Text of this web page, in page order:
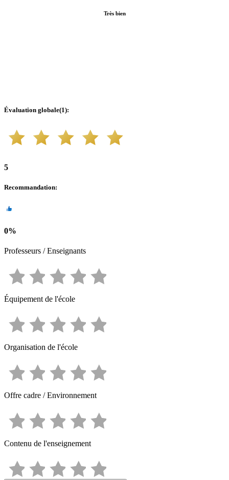
Très bien
Évaluation globale(1):
5
Recommandation:
0%
Professeurs / Enseignants
Équipement de l'école
Organisation de l'école
Offre cadre / Environnement
Contenu de l'enseignement